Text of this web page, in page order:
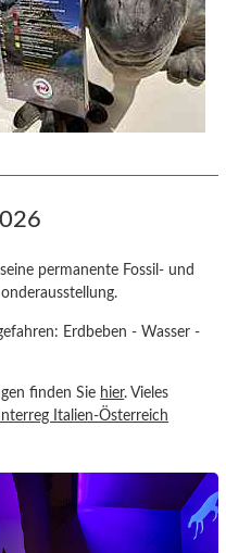
permanente Fossil- und
Erdbeben - Wasser -
finden Sie hier. Vieles
Interreg Italien-Österreich